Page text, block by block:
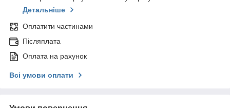
Детальніше
Оплатити частинами
Післяплата
Оплата на рахунок
Всі умови оплати